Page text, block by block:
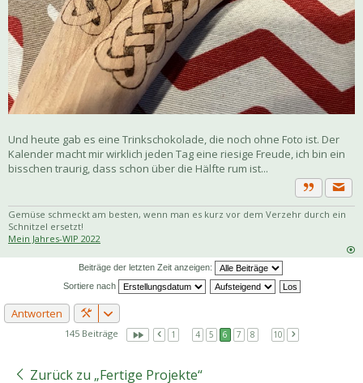
Und heute gab es eine Trinkschokolade, die noch ohne Foto ist. Der
Kalender macht mir wirklich jeden Tag eine riesige Freude, ich bin ein
bisschen traurig, dass schon über die Hälfte rum ist...
Zitat
Gemüse schmeckt am besten, wenn man es kurz vor dem Verzehr durch ein
Schnitzel ersetzt!
Mein Jahres-WIP 2022
Beiträge der letzten Zeit anzeigen:
Sortiere nach
Antworten
145 Beiträge 1 4 5 6 7 8 10
Zurück zu „Fertige Projekte“